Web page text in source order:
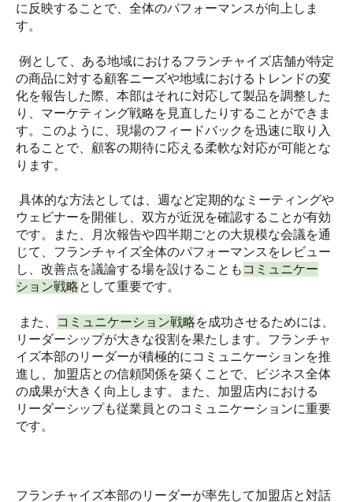
に反映することで、全体のパフォーマンスが向上しま
す。
例として、ある地域におけるフランチャイズ店舗が特定
の商品に対する顧客ニーズや地域におけるトレンドの変
化を報告した際、本部はそれに対応して製品を調整した
り、マーケティング戦略を見直したりすることができま
す。このように、現場のフィードバックを迅速に取り入
れることで、顧客の期待に応える柔軟な対応が可能とな
ります。
具体的な方法としては、週など定期的なミーティングや
ウェビナーを開催し、双方が近況を確認することが有効
です。また、月次報告や四半期ごとの大規模な会議を通
じて、フランチャイズ全体のパフォーマンスをレビュー
し、改善点を議論する場を設けることも コミュニケー
ション戦略として重要です。
また、 コミュニケーション戦略を成功させるためには、
リーダーシップが大きな役割を果たします。フランチャ
イズ本部のリーダーが積極的にコミュニケーションを推
進し、加盟店との信頼関係を築くことで、ビジネス全体
の成果が大きく向上します。また、加盟店内における
リーダーシップも従業員とのコミュニケーションに重要
です。
フランチャイズ本部のリーダーが率先して加盟店と対話